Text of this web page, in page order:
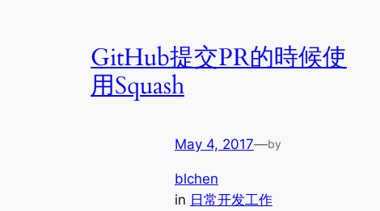
GitHub提交PR的時候使
用Squash
May 4, 2017—by
blchen
in 日常开发工作